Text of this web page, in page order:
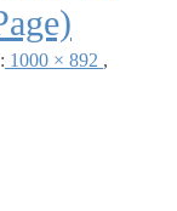
1000 × 892 ,